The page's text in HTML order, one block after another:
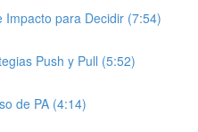
para Decidir (7:54)
Push y Pull (5:52)
de PA (4:14)